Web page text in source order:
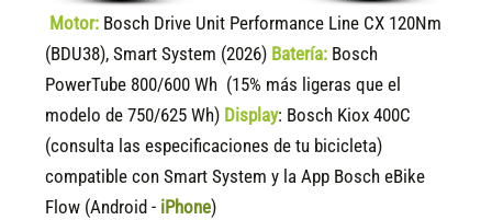
Motor: Bosch Drive Unit Performance Line CX 120Nm
(BDU38), Smart System (2026) Batería: Bosch
PowerTube 800/600 Wh (15% más ligeras que el
modelo de 750/625 Wh) Display: Bosch Kiox 400C
(consulta las especificaciones de tu bicicleta)
compatible con Smart System y la App Bosch eBike
Flow (Android - iPhone)